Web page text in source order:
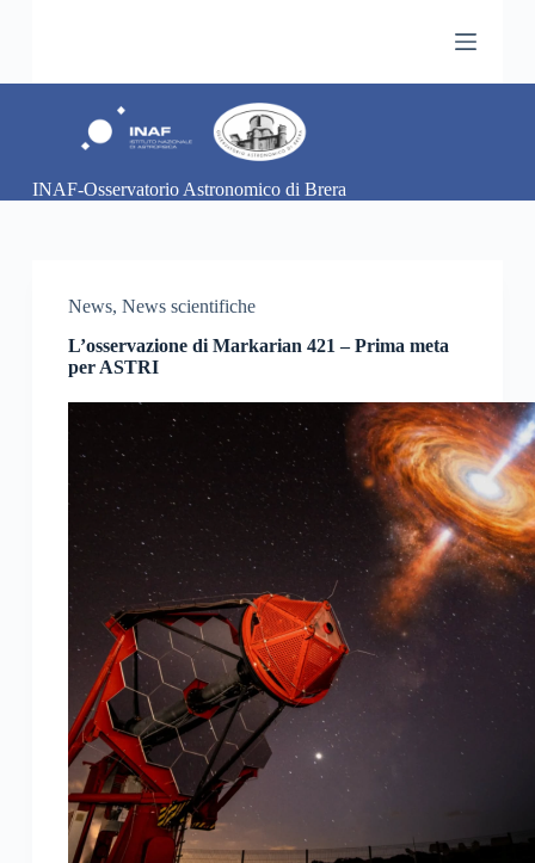
t
oINAF-Osservatorio Astronomico di Brera
News, News scientifiche
L’osservazione di Markarian 421 – Prima meta
per ASTRI